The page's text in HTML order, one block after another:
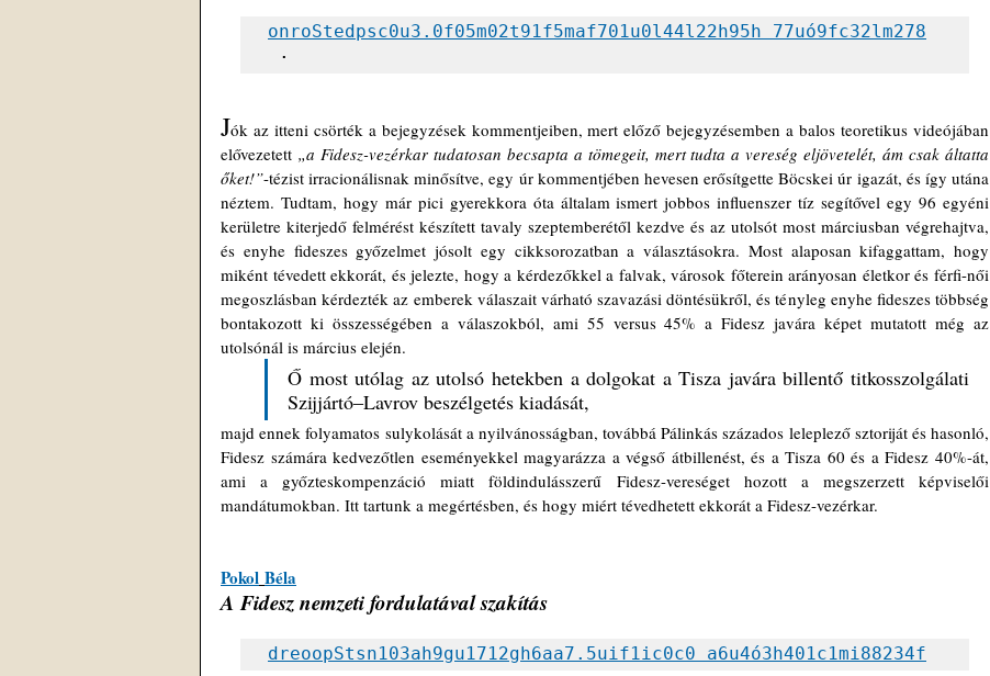
onroStedpsc0u3.0f05m02t91f5maf701u0l44l22h95h 77uó9fc32lm278
·
Jók az itteni csörték a bejegyzések kommentjeiben, mert előző bejegyzésemben a balos teoretikus videójában
elővezetett „a Fidesz-vezérkar tudatosan becsapta a tömegeit, mert tudta a vereség eljövetelét, ám csak áltatta
őket!”-tézist irracionálisnak minősítve, egy úr kommentjében hevesen erősítgette Böcskei úr igazát, és így utána
néztem. Tudtam, hogy már pici gyerekkora óta általam ismert jobbos influenszer tíz segítővel egy 96 egyéni
kerületre kiterjedő felmérést készített tavaly szeptemberétől kezdve és az utolsót most márciusban végrehajtva,
és enyhe fideszes győzelmet jósolt egy cikksorozatban a választásokra. Most alaposan kifaggattam, hogy
miként tévedett ekkorát, és jelezte, hogy a kérdezőkkel a falvak, városok főterein arányosan életkor és férfi-női
megoszlásban kérdezték az emberek válaszait várható szavazási döntésükről, és tényleg enyhe fideszes többség
bontakozott ki összességében a válaszokból, ami 55 versus 45% a Fidesz javára képet mutatott még az
utolsónál is március elején.
Ő most utólag az utolsó hetekben a dolgokat a Tisza javára billentő titkosszolgálati
Szijjártó‒Lavrov beszélgetés kiadását,
majd ennek folyamatos sulykolását a nyilvánosságban, továbbá Pálinkás százados leleplező sztoriját és hasonló,
Fidesz számára kedvezőtlen eseményekkel magyarázza a végső átbillenést, és a Tisza 60 és a Fidesz 40%-át,
ami a győzteskompenzáció miatt földindulásszerű Fidesz-vereséget hozott a megszerzett képviselői
mandátumokban. Itt tartunk a megértésben, és hogy miért tévedhetett ekkorát a Fidesz-vezérkar.
Pokol Béla
A Fidesz nemzeti fordulatával szakítás
dreoopStsn103ah9gu1712gh6aa7.5uif1ic0c0 a6u4ó3h401c1mi88234f